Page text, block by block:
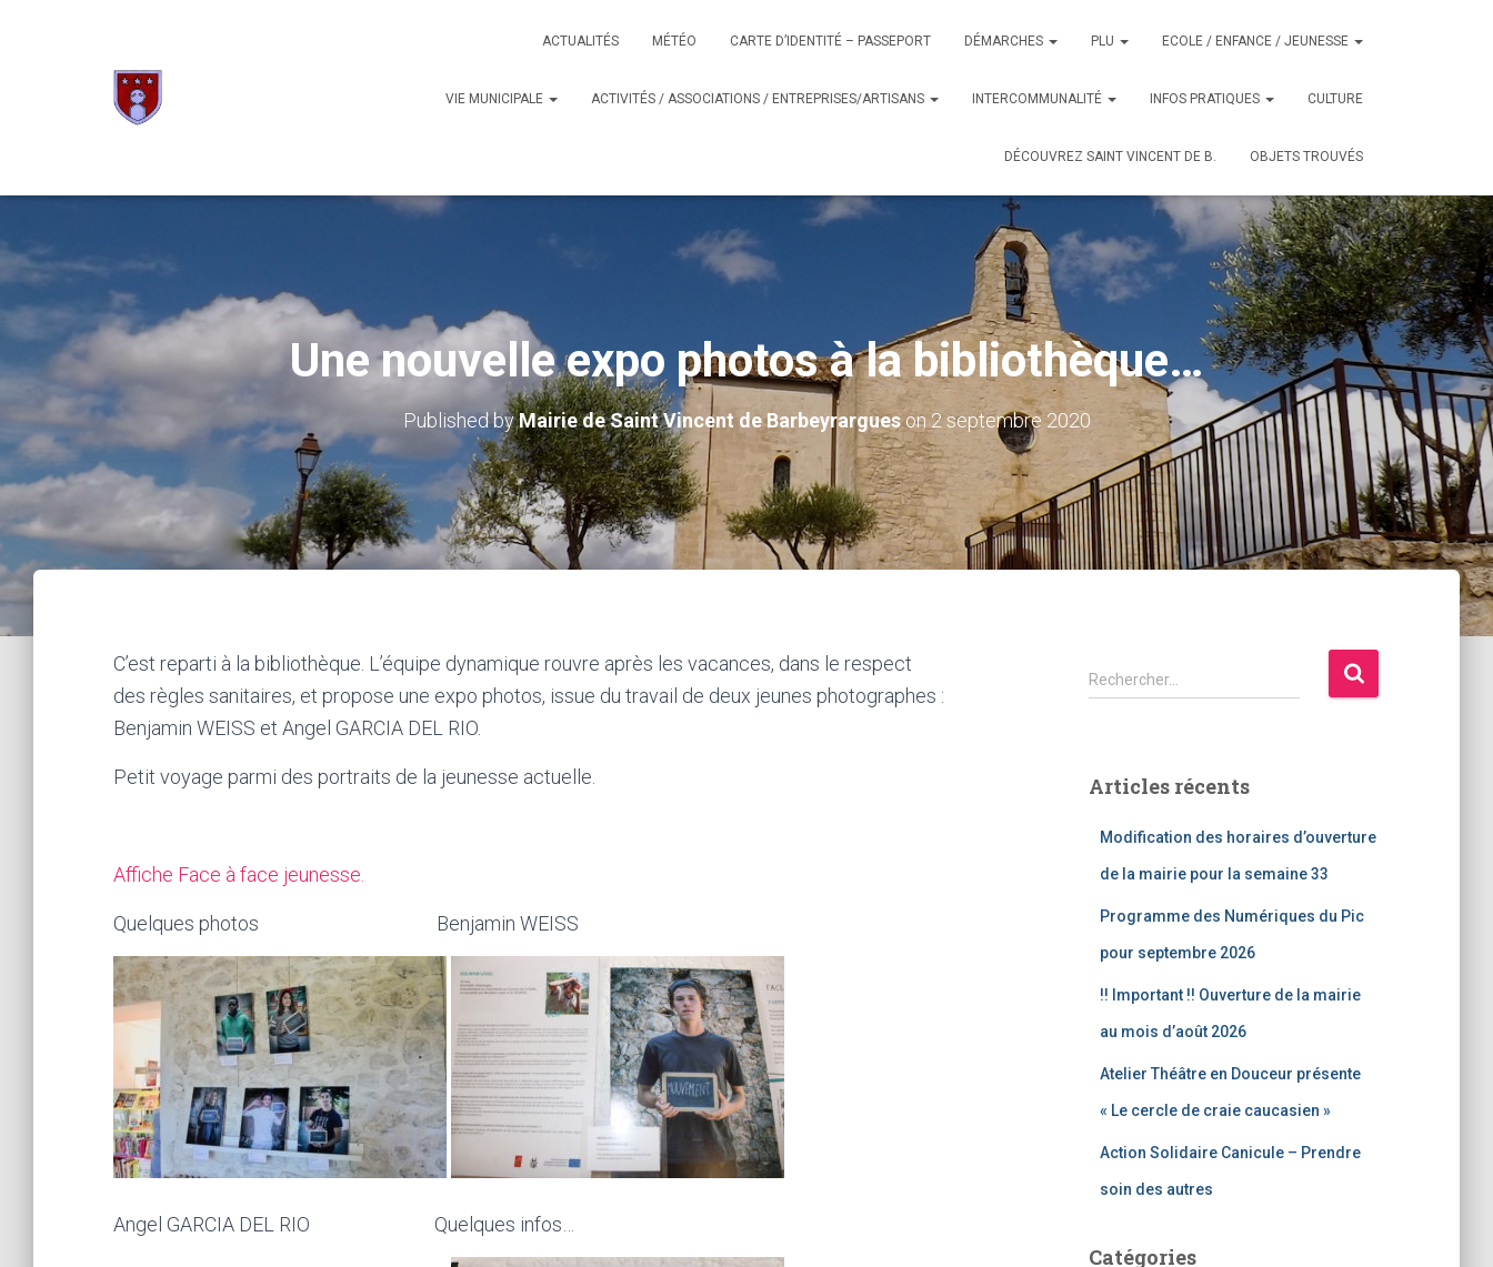
ACTUALITÉS MÉTÉO CARTE D’IDENTITÉ – PASSEPORT DÉMARCHES PLU ECOLE / ENFANCE / JEUNESSE
VIE MUNICIPALE ACTIVITÉS / ASSOCIATIONS / ENTREPRISES/ARTISANS INTERCOMMUNALITÉ INFOS PRATIQUES CULTURE
DÉCOUVREZ SAINT VINCENT DE B. OBJETS TROUVÉS
Une nouvelle expo photos à la bibliothèque…
Published byMairie de Saint Vincent de Barbeyrargueson 2 septembre 2020
C’est reparti à la bibliothèque. L’équipe dynamique rouvre après les vacances, dans le respect
des règles sanitaires, et propose une expo photos, issue du travail de deux jeunes photographes :
Benjamin WEISS et Angel GARCIA DEL RIO.
Petit voyage parmi des portraits de la jeunesse actuelle.
Affiche Face à face jeunesse.
Quelques photos Benjamin WEISS
Angel GARCIA DEL RIO Quelques infos…
R
e
r
Rechercher…
Articles récents
Modification des horaires d’ouverture
de la mairie pour la semaine 33
Programme des Numériques du Pic
pour septembre 2026
!! Important !! Ouverture de la mairie
au mois d’août 2026
Atelier Théâtre en Douceur présente
« Le cercle de craie caucasien »
Action Solidaire Canicule – Prendre
soin des autres
Catégories